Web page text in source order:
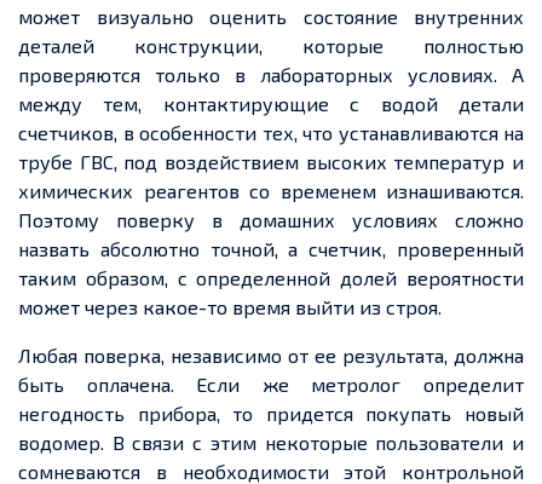
может визуально оценить состояние внутренних
деталей конструкции, которые полностью
проверяются только в лабораторных условиях. А
между тем, контактирующие с водой детали
счетчиков, в особенности тех, что устанавливаются на
трубе ГВС, под воздействием высоких температур и
химических реагентов со временем изнашиваются.
Поэтому поверку в домашних условиях сложно
назвать абсолютно точной, а счетчик, проверенный
таким образом, с определенной долей вероятности
может через какое-то время выйти из строя.
Любая поверка, независимо от ее результата, должна
быть оплачена. Если же метролог определит
негодность прибора, то придется покупать новый
водомер. В связи с этим некоторые пользователи и
сомневаются в необходимости этой контрольной